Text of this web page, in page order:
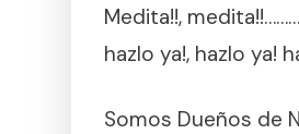
Medita!!,
hazlo ya!, hazlo ya!
Somos Dueños de